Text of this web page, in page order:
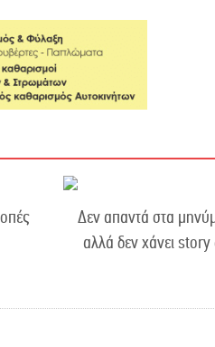
Δεν απαντά στα
αλλά δεν χάνει